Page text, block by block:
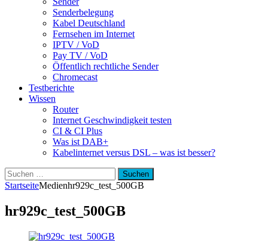
Senderbelegung
Kabel Deutschland
Fernsehen im Internet
IPTV / VoD
Pay TV / VoD
Öffentlich rechtliche Sender
Chromecast
Testberichte
Wissen
Router
Internet Geschwindigkeit testen
CI & CI Plus
Was ist DAB+
Kabelinternet versus DSL – was ist besser?
Suchen
nach:
StartseiteMedienhr929c_test_500GB
hr929c_test_500GB